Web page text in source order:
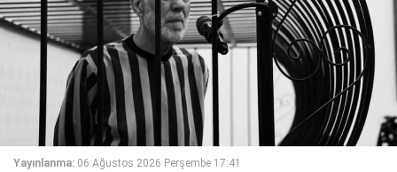
Yayınlanma: 06 Ağustos 2026 Perşembe 17:41